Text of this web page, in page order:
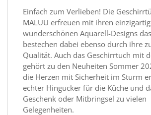
Einfach zum Verlieben! Die
MALUU erfreuen mit ihren
wunderschönen Aquarell-Designs
bestechen dabei ebenso durch ihre
Qualität. Auch das Geschirrtuch mit
gehört zu den Neuheiten Sommer
die Herzen mit Sicherheit im Sturm
echter Hingucker für die Küche und
Geschenk oder Mitbringsel zu vielen
Gelegenheiten.